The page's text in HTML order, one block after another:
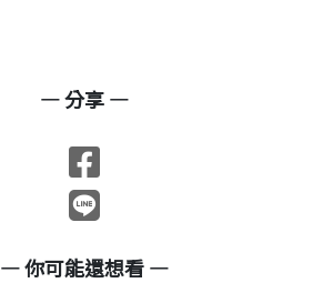
— 分享 —
— 你可能還想看 —